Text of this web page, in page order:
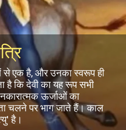
से एक है, और उनका स्वरूप ही
है कि देवी का यह रूप सभी
ऊर्जाओं का
चलने पर भाग जाते हैं। काल
है।